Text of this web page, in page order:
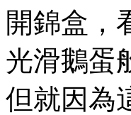
開錦盒，
光滑鵝蛋
但就因為